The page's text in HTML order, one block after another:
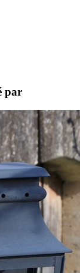
par